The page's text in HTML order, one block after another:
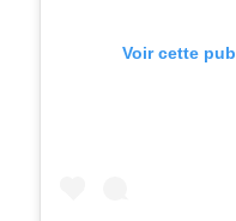
Voir cette